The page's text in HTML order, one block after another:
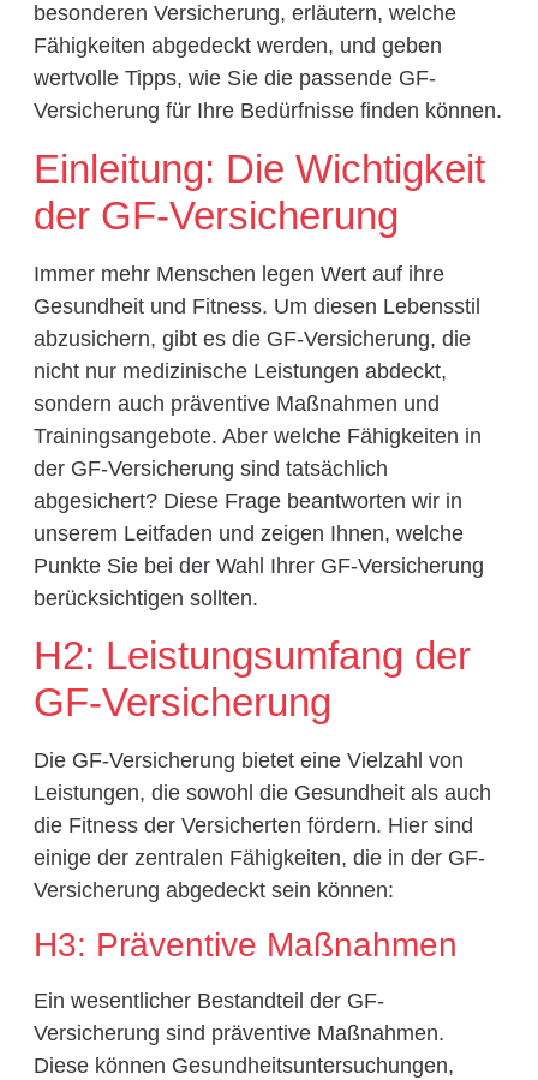
besonderen Versicherung, erläutern, welche
Fähigkeiten abgedeckt werden, und geben
wertvolle Tipps, wie Sie die passende GF-
Versicherung für Ihre Bedürfnisse finden können.
Einleitung: Die Wichtigkeit
der GF-Versicherung
Immer mehr Menschen legen Wert auf ihre
Gesundheit und Fitness. Um diesen Lebensstil
abzusichern, gibt es die GF-Versicherung, die
nicht nur medizinische Leistungen abdeckt,
sondern auch präventive Maßnahmen und
Trainingsangebote. Aber welche Fähigkeiten in
der GF-Versicherung sind tatsächlich
abgesichert? Diese Frage beantworten wir in
unserem Leitfaden und zeigen Ihnen, welche
Punkte Sie bei der Wahl Ihrer GF-Versicherung
berücksichtigen sollten.
H2: Leistungsumfang der
GF-Versicherung
Die GF-Versicherung bietet eine Vielzahl von
Leistungen, die sowohl die Gesundheit als auch
die Fitness der Versicherten fördern. Hier sind
einige der zentralen Fähigkeiten, die in der GF-
Versicherung abgedeckt sein können:
H3: Präventive Maßnahmen
Ein wesentlicher Bestandteil der GF-
Versicherung sind präventive Maßnahmen.
Diese können Gesundheitsuntersuchungen,